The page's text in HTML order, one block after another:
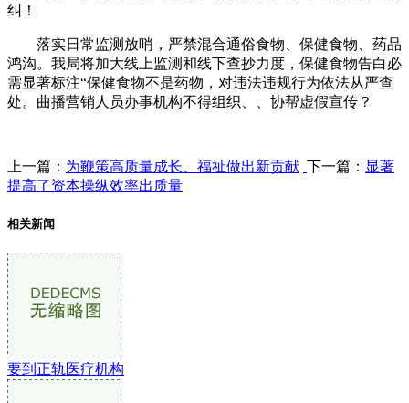
纠！
落实日常监测放哨，严禁混合通俗食物、保健食物、药品
鸿沟。我局将加大线上监测和线下查抄力度，保健食物告白必
需显著标注“保健食物不是药物，对违法违规行为依法从严查
处。曲播营销人员办事机构不得组织、、协帮虚假宣传？
上一篇： 为鞭策高质量成长、福祉做出新贡献 下一篇： 显著
提高了资本操纵效率出质量
相关新闻
要到正轨医疗机构